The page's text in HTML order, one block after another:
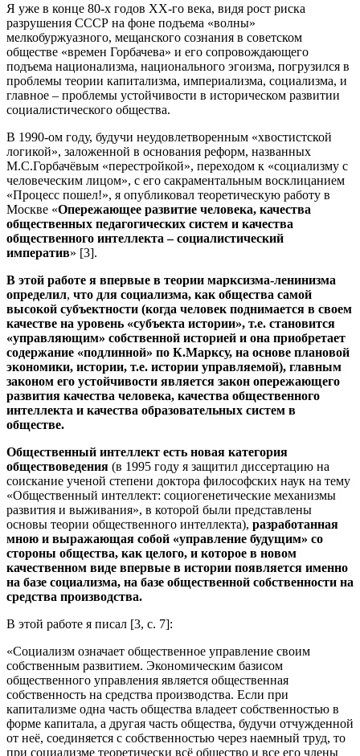
Я уже в конце 80-х годов ХХ-го века, видя рост риска
разрушения СССР на фоне подъема «волны»
мелкобуржуазного, мещанского сознания в советском
обществе «времен Горбачева» и его сопровождающего
подъема национализма, национального эгоизма, погрузился в
проблемы теории капитализма, империализма, социализма, и
главное – проблемы устойчивости в историческом развитии
социалистического общества.
В 1990-ом году, будучи неудовлетворенным «хвостистской
логикой», заложенной в основания реформ, названных
М.С.Горбачёвым «перестройкой», переходом к «социализму с
человеческим лицом», с его сакраментальным восклицанием
«Процесс пошел!», я опубликовал теоретическую работу в
Москве «Опережающее развитие человека, качества
общественных педагогических систем и качества
общественного интеллекта – социалистический
императив» [3].
В этой работе я впервые в теории марксизма-ленинизма
определил, что для социализма, как общества самой
высокой субъектности (когда человек поднимается в своем
качестве на уровень «субъекта истории», т.е. становится
«управляющим» собственной историей и она приобретает
содержание «подлинной» по К.Марксу, на основе плановой
экономики, истории, т.е. истории управляемой), главным
законом его устойчивости является закон опережающего
развития качества человека, качества общественного
интеллекта и качества образовательных систем в
обществе.
Общественный интеллект есть новая категория
обществоведения (в 1995 году я защитил диссертацию на
соискание ученой степени доктора философских наук на тему
«Общественный интеллект: социогенетические механизмы
развития и выживания», в которой были представлены
основы теории общественного интеллекта), разработанная
мною и выражающая собой «управление будущим» со
стороны общества, как целого, и которое в новом
качественном виде впервые в истории появляется именно
на базе социализма, на базе общественной собственности на
средства производства.
В этой работе я писал [3, с. 7]:
«Социализм означает общественное управление своим
собственным развитием. Экономическим базисом
общественного управления является общественная
собственность на средства производства. Если при
капитализме одна часть общества владеет собственностью в
форме капитала, а другая часть общества, будучи отчужденной
от неё, соединяется с собственностью через наемный труд, то
при социализме теоретически всё общество и все его члены